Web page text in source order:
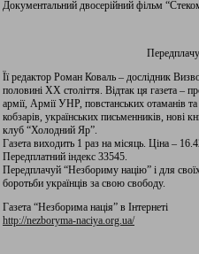
Документальний двосерійний фільм
Її редактор Роман Коваль – дослідник
половині ХХ століття. Відтак ця газета –
армії, Армії УНР, повстанських отаманів
кобзарів, українських письменників, нові
клуб “Холодний Яр”.
Газета виходить 1 раз на місяць. Ціна –
Передплатний індекс 33545.
Передплачуй “Незбориму націю” і для
боротьби українців за свою свободу.
Газета “Незборима нація” в Інтернеті
http://nezboryma-naciya.org.ua/